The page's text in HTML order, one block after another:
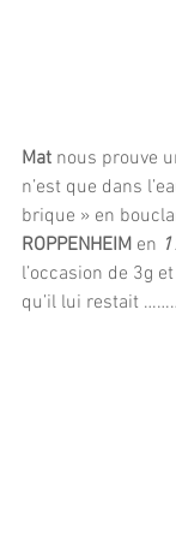
Mat nous prouve
n’est que dans
brique » en
ROPPENHEIM en
l’occasion de 3g
qu’il lui restait